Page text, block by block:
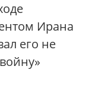
Ирана
его не